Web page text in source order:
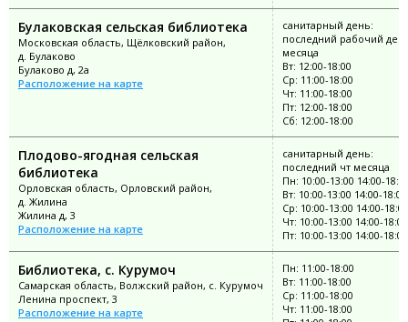
Булаковская сельская библиотека
Московская область, Щёлковский район,
д. Булаково
Булаково д, 2а
Расположение на карте
санитарный день:
последний рабочий
месяца
Вт: 12:00-18:00
Ср: 11:00-18:00
Чт: 11:00-18:00
Пт: 12:00-18:00
Сб: 12:00-18:00
Плодово-ягодная сельская
библиотека
Орловская область, Орловский район,
д. Жилина
Жилина д, 3
Расположение на карте
санитарный день:
последний чт месяца
Пн: 10:00-13:00 14:00-
Вт: 10:00-13:00 14:00-18:00
Ср: 10:00-13:00 14:00-18:00
Чт: 10:00-13:00 14:00-18:00
Пт: 10:00-13:00 14:00-18:00
Библиотека, с. Курумоч
Самарская область, Волжский район, с. Курумоч
Ленина проспект, 3
Расположение на карте
Пн: 11:00-18:00
Вт: 11:00-18:00
Ср: 11:00-18:00
Чт: 11:00-18:00